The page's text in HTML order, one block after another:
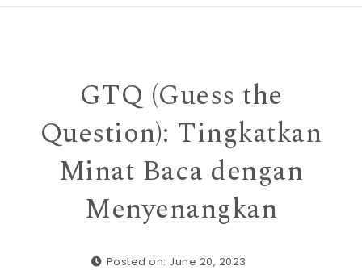
GTQ (Guess the
Question): Tingkatkan
Minat Baca dengan
Menyenangkan
Posted on: June 20, 2023